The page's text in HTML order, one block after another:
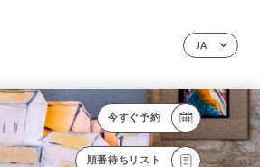
JA
今すぐ予約
順番待ちリスト